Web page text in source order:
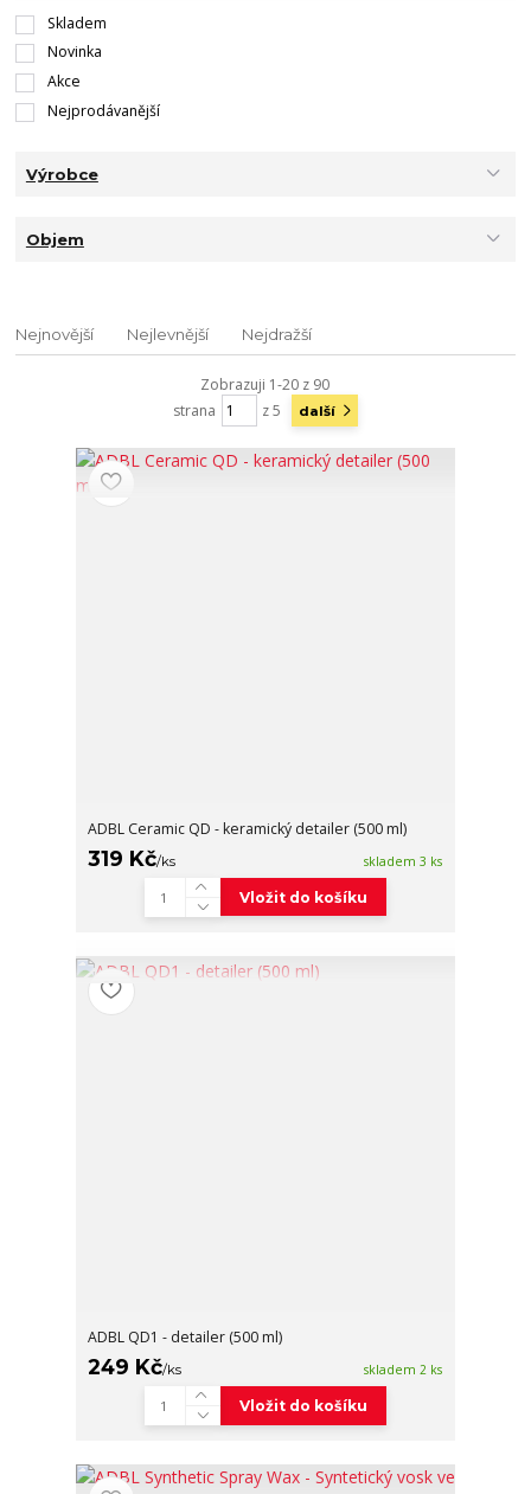
Skladem
Novinka
Akce
Nejprodávanější
Výrobce
Objem
Nejnovější Nejlevnější Nejdražší
Zobrazuji 1-20 z 90
strana
z 5 další
ADBL Ceramic QD - keramický detailer (500 ml)
319 Kč/ks skladem 3 ks
Vložit do košíku
ADBL QD1 - detailer (500 ml)
249 Kč/ks skladem 2 ks
Vložit do košíku